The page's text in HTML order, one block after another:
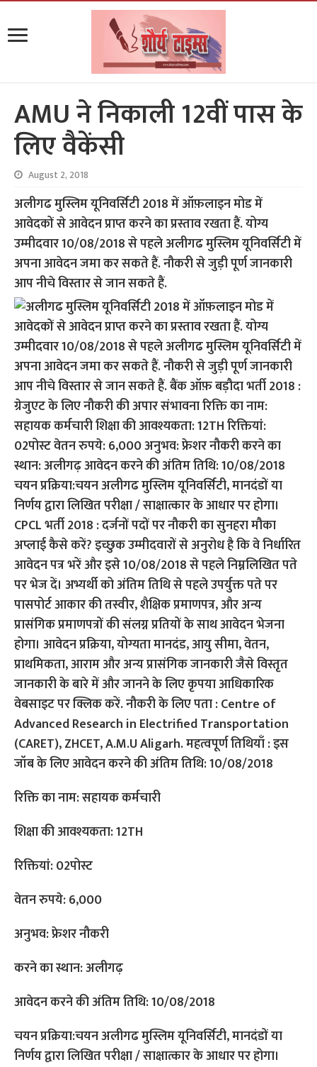
AMU ने निकाली 12वीं पास के
लिए वैकेंसी
August 2, 2018
अलीगढ मुस्लिम यूनिवर्सिटी 2018 में ऑफ़लाइन मोड में
आवेदकों से आवेदन प्राप्त करने का प्रस्ताव रखता हैं. योग्य
उम्मीदवार 10/08/2018 से पहले अलीगढ मुस्लिम यूनिवर्सिटी में
अपना आवेदन जमा कर सकते हैं. नौकरी से जुड़ी पूर्ण जानकारी
आप नीचे विस्तार से जान सकते हैं.
रिक्ति का नाम: सहायक कर्मचारी
शिक्षा की आवश्यकता: 12TH
रिक्तियां: 02पोस्ट
वेतन रुपये: 6,000
अनुभव: फ्रेशर नौकरी
करने का स्थान: अलीगढ़
आवेदन करने की अंतिम तिथि: 10/08/2018
चयन प्रक्रिया:चयन अलीगढ मुस्लिम यूनिवर्सिटी, मानदंडों या
निर्णय द्वारा लिखित परीक्षा / साक्षात्कार के आधार पर होगा।